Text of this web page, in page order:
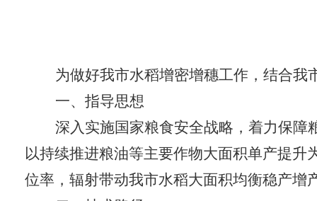
为做好我市水稻增密增穗工作，结合我
一、指导思想
深入实施国家粮食安全战略，着力保障
以持续推进粮油等主要作物大面积单产提
位率，辐射带动我市水稻大面积均衡稳产增